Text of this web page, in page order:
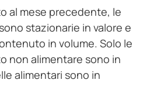
al mese precedente, le
stazionarie in valore e
in volume. Solo le
non alimentare sono in
alimentari sono in